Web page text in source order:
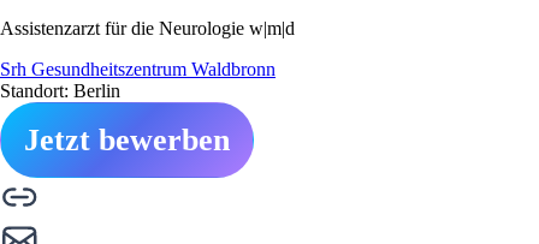
Assistenzarzt für die Neurologie w|m|d
Srh Gesundheitszentrum Waldbronn
Standort: Berlin
Jetzt bewerben